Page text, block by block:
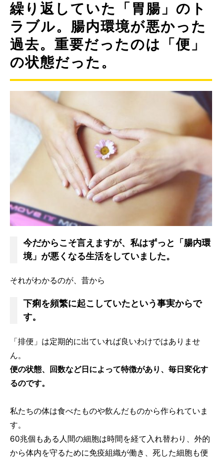
繰り返していた「胃腸」のト
ラブル。腸内環境が悪かった
過去。重要だったのは「便」
の状態だった。
今だからこそ言えますが、私はずっと「腸内環
境」が悪くなる生活をしていました。
それがわかるのが、昔から
下痢を頻繁に起こしていたという事実からで
す。
「排便」は定期的に出ていれば良いわけではありませ
ん。
便の状態、回数など日によって特徴があり、毎日変化す
るのです。
私たちの体は食べたものや飲んだものから作られていま
す。
60兆個もある人間の細胞は時間を経て入れ替わり、外的
から体内を守るために免疫組織が働き、死した細胞も便